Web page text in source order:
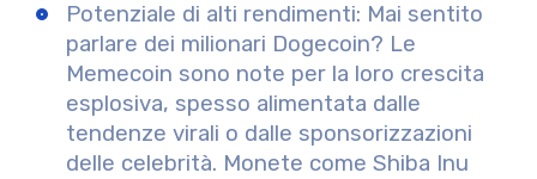
Potenziale di alti rendimenti: Mai sentito
parlare dei milionari Dogecoin? Le
Memecoin sono note per la loro crescita
esplosiva, spesso alimentata dalle
tendenze virali o dalle sponsorizzazioni
delle celebrità. Monete come Shiba Inu